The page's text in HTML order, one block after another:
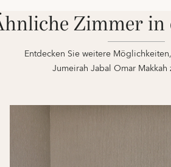
Zimmer in
Entdecken Sie weitere
Jumeirah Jabal Omar